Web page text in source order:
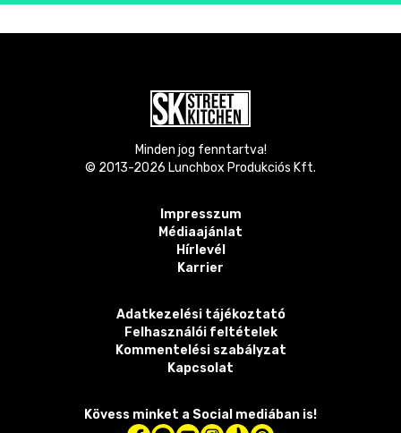
Minden jog fenntartva!
© 2013-2026 Lunchbox Produkciós Kft.
Impresszum
Médiaajánlat
Hírlevél
Karrier
Adatkezelési tájékoztató
Felhasználói feltételek
Kommentelési szabályzat
Kapcsolat
Kövess minket a Social mediában is!